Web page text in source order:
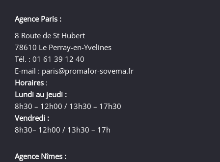
Agence Paris :
8 Route de St Hubert
78610 Le Perray-en-Yvelines
Tél. : 01 61 39 12 40
E-mail : paris@promafor-sovema.fr
Horaires :
Lundi au jeudi :
8h30 – 12h00 / 13h30 – 17h30
Vendredi :
8h30– 12h00 / 13h30 – 17h
Agence Nîmes :